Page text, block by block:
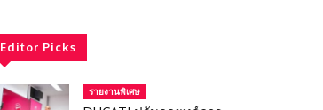
Editor Picks
รายงานพิเศษ